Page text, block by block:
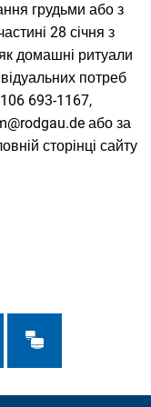
грудьми або з
28 січня з
домашні ритуали
потреб
693-1167,
або за
сторінці сайту